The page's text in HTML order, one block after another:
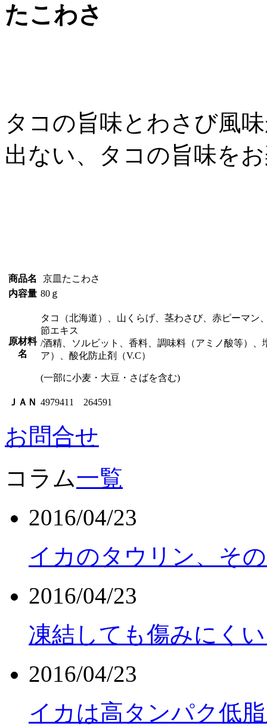
たこわさ
タコの旨味とわさび風
出ない、タコの旨味を
商品名
京皿たこわさ
内容量 80ｇ
原材料
名
タコ（北海道）、山くらげ、茎わさび、赤ピーマ
節エキス
/酒精、ソルビット、香料、調味料（アミノ酸等）
ア）、酸化防止剤（V.C）
(一部に小麦・大豆・さばを含む)
ＪＡＮ 4979411 264591
お問合せ
コラム一覧
2016/04/23
イカのタウリン、そ
2016/04/23
凍結しても傷みにく
2016/04/23
イカは高タンパク低